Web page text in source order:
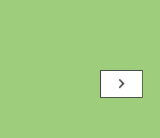
navigate_next